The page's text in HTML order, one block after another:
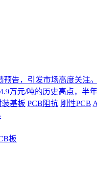
预告，引发市场高度关注
万元/吨的历史高点，半年
基板 PCB阻抗 刚性PCB
板